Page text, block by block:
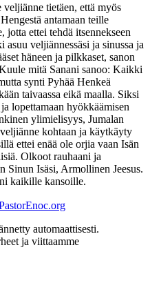
tietäen, että myös
antamaan teille
ettei tehdä itsennekseen
veljiännessäsi ja sinussa ja
häneen ja pilkkaset, sanon
mitä Sanani sanoo: Kaikki
synti Pyhää Henkeä
taivaassa eikä maalla. Siksi
lopettamaan hyökkäämisen
ylimielisyys, Jumalan
kohtaan ja käytkäyty
ettei enää ole orjia vaan Isän
Olkoot rauhaani ja
Sinun Isäsi, Armollinen Jeesus.
kaikille kansoille.
automaattisesti.
ja viittaamme